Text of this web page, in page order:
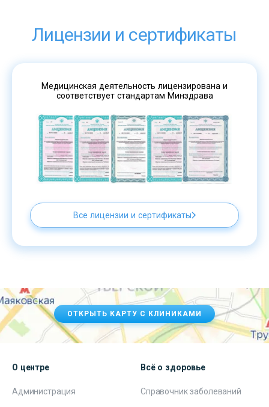
Лицензии и сертификаты
Медицинская деятельность лицензирована и
соответствует стандартам Минздрава
Все лицензии и сертификаты
ОТКРЫТЬ КАРТУ С КЛИНИКАМИ
О центре
Администрация
Всё о здоровье
Справочник заболеваний